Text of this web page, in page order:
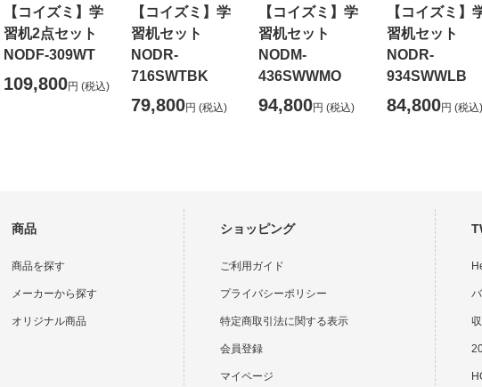
【コイズミ】学
習机2点セット
NODF-309WT
109,800円 (税込)
【コイズミ】学
習机セット
NODR-
716SWTBK
79,800円 (税込)
【コイズミ】学
習机セット
NODM-
436SWWMO
94,800円 (税込)
【コイズミ】
習机セット
NODR-
934SWWLB
84,800円 (税込)
商品
商品を探す
メーカーから探す
オリジナル商品
ショッピング
ご利用ガイド
プライバシーポリシー
特定商取引法に関する表示
会員登録
マイページ